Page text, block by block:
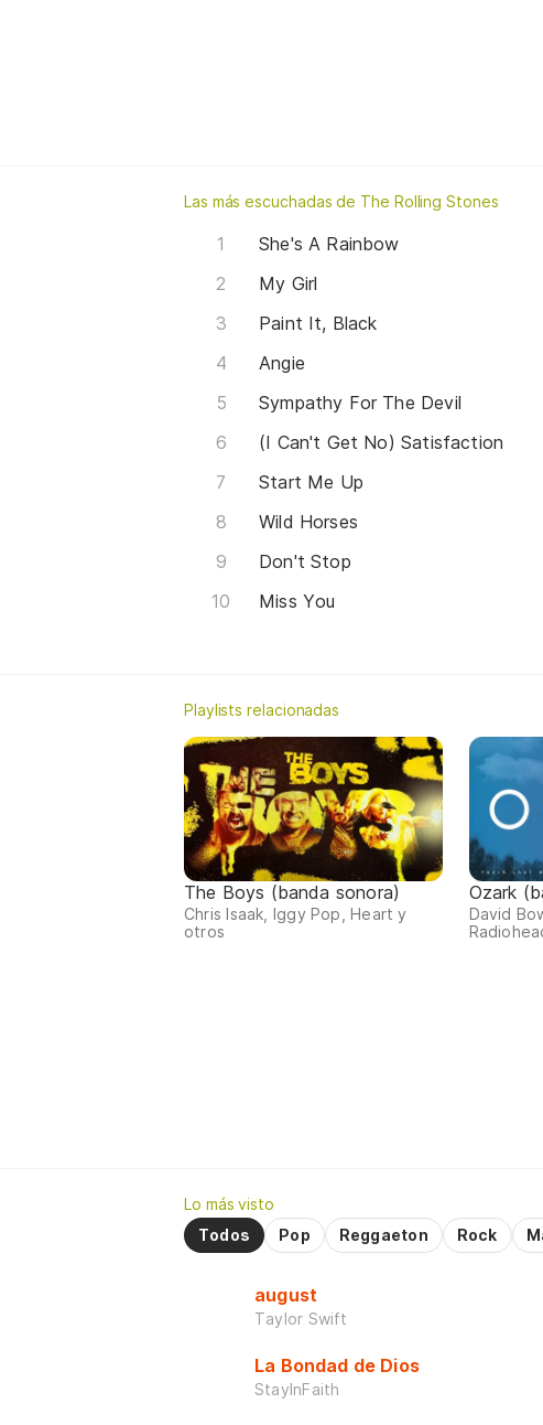
Las más escuchadas de The Rolling Stones
She's A Rainbow
My Girl
Paint It, Black
Angie
Sympathy For The Devil
(I Can't Get No) Satisfaction
Start Me Up
Wild Horses
Don't Stop
Miss You
Playlists relacionadas
The Boys (banda sonora)
Chris Isaak, Iggy Pop, Heart y
otros
Ozark
David
Lo más visto
Todos
Pop Reggaeton Rock
august
Taylor Swift
La Bondad de Dios
StayInFaith